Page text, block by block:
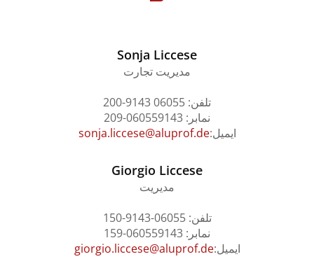
Sonja Liccese
مدیریت تجارت
تلفن: 06055 9143-200
نمابر: 060559143-209
ایمیل:sonja.liccese@aluprof.de
Giorgio Liccese
مدیریت
تلفن: 06055-9143-150
نمابر: 060559143-159
ایمیل:giorgio.liccese@aluprof.de